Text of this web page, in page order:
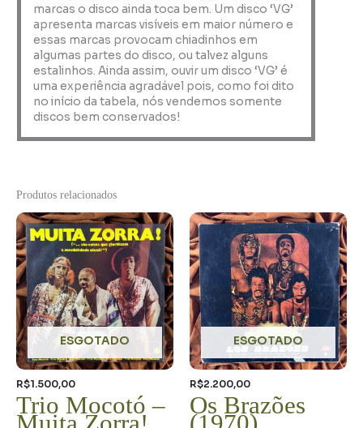
marcas o disco ainda toca bem. Um disco ‘VG’
apresenta marcas visíveis em maior número e
essas marcas provocam chiadinhos em
algumas partes do disco, ou talvez alguns
estalinhos. Ainda assim, ouvir um disco ‘VG’ é
uma experiência agradável pois, como foi dito
no início da tabela, nós vendemos somente
discos bem conservados!
Produtos relacionados
ESGOTADO
R$1.500,00
Trio Mocotó –
ESGOTADO
R$2.200,00
Os Brazões